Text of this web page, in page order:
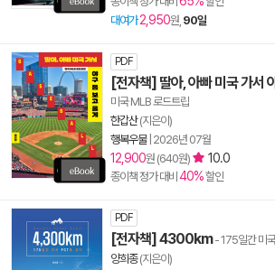
대여가 2,950원, 90일
PDF
[전자책] 딸아, 아빠 미국 가서
미국 MLB 로드트립
한갑산(지은이)
행복우물| 2026년 07월
12,900원 (640원) 10.0
종이책 정가 대비 40%할인
PDF
[전자책] 4300km- 175일간 미
양희종(지은이)